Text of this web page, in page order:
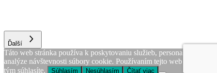
Ďalší
Táto web stránka používa k poskytovaniu služieb, personalizácii, a
analýze návštevnosti súbory cookie. Používaním tejto web stránky s
tým súhlasíte.
Súhlasím Nesúhlasím Čítať viac